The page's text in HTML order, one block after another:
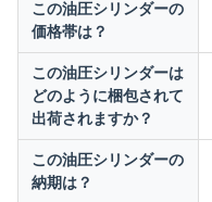
この油圧シリンダーの
価格帯は？
この油圧シリンダーは
どのように梱包されて
出荷されますか？
この油圧シリンダーの
納期は？